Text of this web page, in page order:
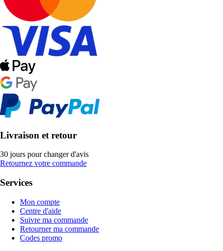
Livraison et retour
30 jours pour changer d'avis
Retournez votre commande
Services
Mon compte
Centre d'aide
Suivre ma commande
Retourner ma commande
Codes promo